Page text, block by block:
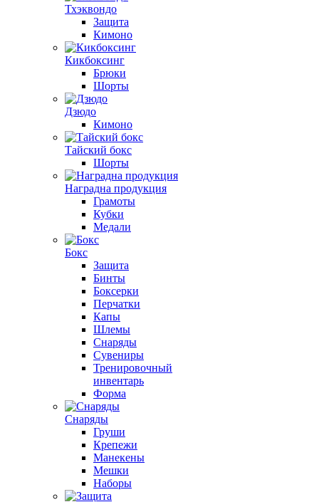
Тхэквондо
Защита
Кимоно
Кикбоксинг
Брюки
Шорты
Дзюдо
Кимоно
Тайский бокс
Шорты
Наградна продукция
Грамоты
Кубки
Медали
Бокс
Защита
Бинты
Боксерки
Перчатки
Капы
Шлемы
Снаряды
Сувениры
Тренировочный
инвентарь
Форма
Снаряды
Груши
Крепежи
Манекены
Мешки
Наборы